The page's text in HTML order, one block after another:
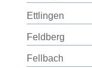
Ettlingen
Feldberg
Fellbach